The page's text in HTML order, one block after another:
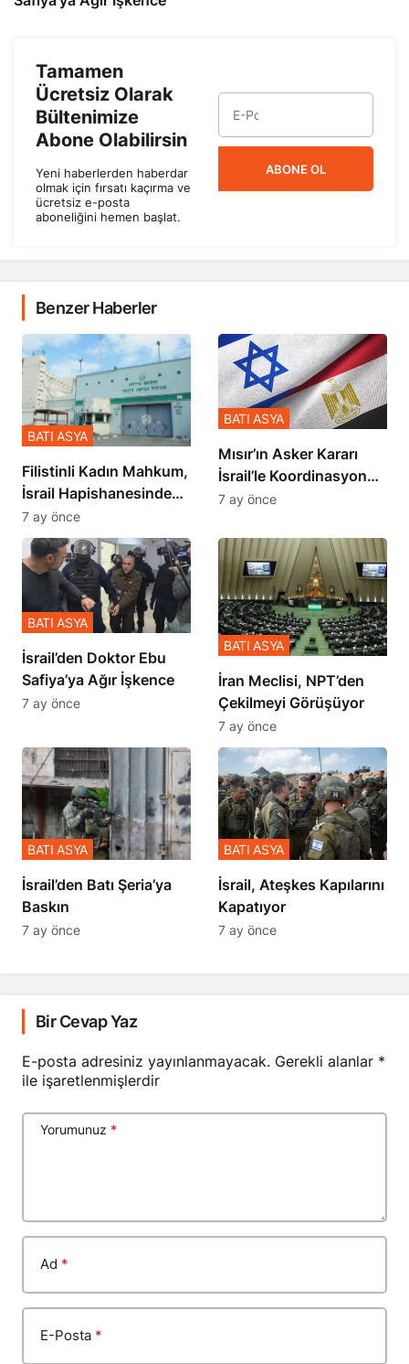
Tamamen
Ücretsiz Olarak
Bültenimize
Abone Olabilirsin
Yeni haberlerden haberdar
olmak için fırsatı kaçırma ve
ücretsiz e-posta
aboneliğini hemen başlat.
ABONE OL
Benzer Haberler
Filistinli Kadın Mahkum,
İsrail Hapishanesindeki
Zulmü Anlattı
BATI ASYA
7 ay önce
Mısır’ın Asker Kararı
İsrail’le Koordinasyon
İçinde Gerçekleşmiş
BATI ASYA
7 ay önce
İsrail’den Doktor Ebu
Safiya’ya Ağır İşkence
BATI ASYA
7 ay önce
İran Meclisi, NPT’den
Çekilmeyi Görüşüyor
BATI ASYA
7 ay önce
​​​​​​​İsrail’den Batı Şeria’ya
Baskın
BATI ASYA
7 ay önce
İsrail, Ateşkes Kapılarını
Kapatıyor
BATI ASYA
7 ay önce
Bir Cevap Yaz
E-posta adresiniz yayınlanmayacak. Gerekli alanlar *
ile işaretlenmişlerdir
Yorumunuz *
Ad *
E-Posta *